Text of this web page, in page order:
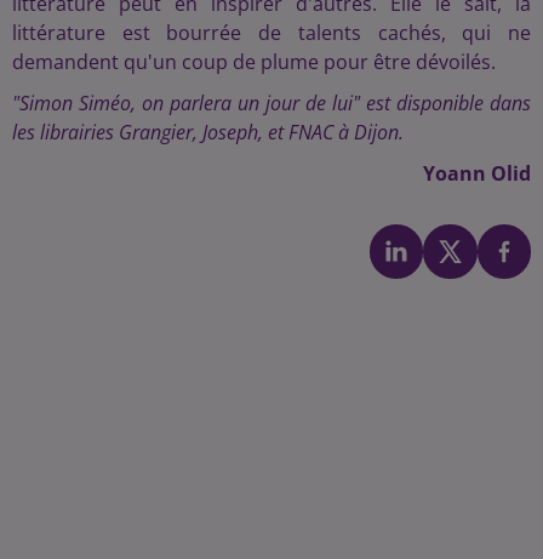
littérature est bourrée de talents cachés, qui ne
demandent qu'un coup de plume pour être dévoilés.
"Simon Siméo, on parlera un jour de lui" est disponible dans
les librairies Grangier, Joseph, et FNAC à Dijon.
Yoann Olid